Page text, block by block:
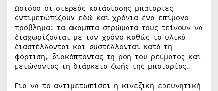
Ωστόσο οι στερεάς κατάστασης μπαταρίες
αντιμετωπίζουν εδώ και χρόνια ένα επίμονο
πρόβλημα: τα άκαμπτα στρώματά τους τείνουν να
διαχωρίζονται με τον χρόνο καθώς τα υλικά
διαστέλλονται και συστέλλονται κατά τη
φόρτιση, διακόπτοντας τη ροή του ρεύματος και
μειώνοντας τη διάρκεια ζωής της μπαταρίας.
Για να το αντιμετωπίσει η κινεζική ερευνητική